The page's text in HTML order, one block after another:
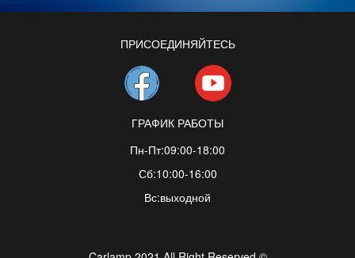
ПРИСОЕДИНЯЙТЕСЬ
ГРАФИК РАБОТЫ
Пн-Пт:09:00-18:00
Сб:10:00-16:00
Вс:выходной